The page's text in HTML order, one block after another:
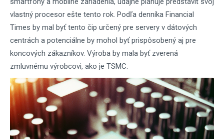
vlastný procesor ešte tento rok. Podľa denníka Financial
Times by mal byť tento čip určený pre servery v dátových
centrách a potenciálne by mohol byť prispôsobený aj pre
koncových zákazníkov. Výroba by mala byť zverená
zmluvnému výrobcovi, ako je TSMC.